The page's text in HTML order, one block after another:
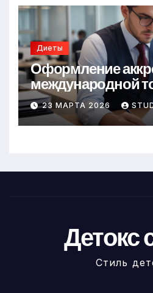
Диеты
Оформление
международной
23 МАРТА 2026
Детокс
Стиль